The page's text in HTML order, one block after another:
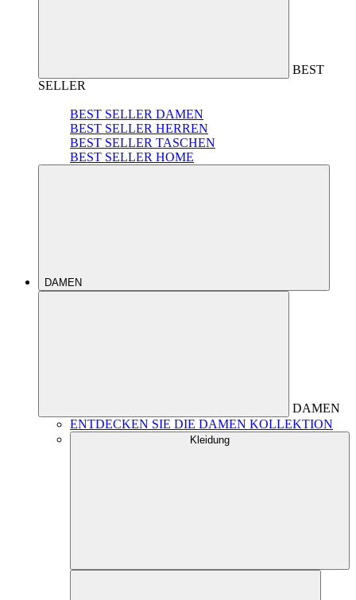
BEST
SELLER
BEST SELLER DAMEN
BEST SELLER HERREN
BEST SELLER TASCHEN
BEST SELLER HOME
DAMEN
DAMEN
ENTDECKEN SIE DIE DAMEN KOLLEKTION
Kleidung